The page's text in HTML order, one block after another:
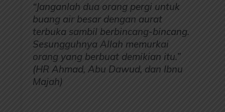
“Janganlah dua orang pergi untuk
buang air besar dengan aurat
terbuka sambil berbincang-bincang.
Sesungguhnya Allah memurkai
orang yang berbuat demikian itu.”
(HR Ahmad, Abu Dawud, dan Ibnu
Majah)